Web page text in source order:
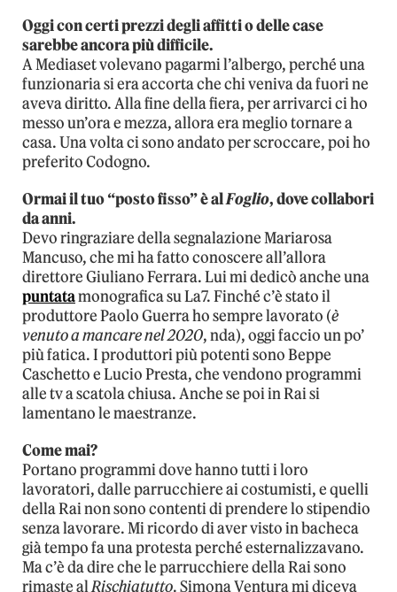
Oggi con certi prezzi degli affitti o delle case
sarebbe ancora più difficile.
A Mediaset volevano pagarmi l’albergo, perché una
funzionaria si era accorta che chi veniva da fuori ne
aveva diritto. Alla fine della fiera, per arrivarci ci ho
messo un’ora e mezza, allora era meglio tornare a
casa. Una volta ci sono andato per scroccare, poi ho
preferito Codogno.
Ormai il tuo “posto fisso” è alFoglio, dove collabori
da anni.
Devo ringraziare della segnalazione Mariarosa
Mancuso, che mi ha fatto conoscere all’allora
direttore Giuliano Ferrara. Lui mi dedicò anche una
puntatamonografica su La7. Finché c’è stato il
produttore Paolo Guerra ho sempre lavorato (è
venuto a mancare nel 2020, nda), oggi faccio un po’
più fatica. I produttori più potenti sono Beppe
Caschetto e Lucio Presta, che vendono programmi
alle tv a scatola chiusa. Anche se poi in Rai si
lamentano le maestranze.
Come mai?
Portano programmi dove hanno tutti i loro
lavoratori, dalle parrucchiere ai costumisti, e quelli
della Rai non sono contenti di prendere lo stipendio
senza lavorare. Mi ricordo di aver visto in bacheca
già tempo fa una protesta perché esternalizzavano.
Ma c’è da dire che le parrucchiere della Rai sono
rimaste alRischiatutto. Simona Ventura mi diceva